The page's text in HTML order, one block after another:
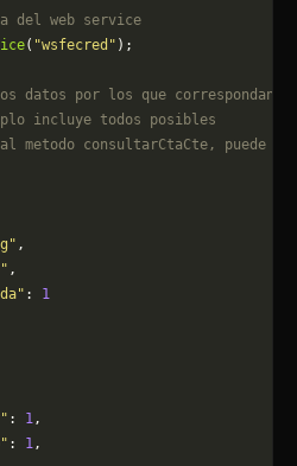
del web service
( "wsfecred" );
datos por los que correspondan.
incluye todos posibles
consultarCtaCte, puede
,
,
: 1
: 1,
: 1,